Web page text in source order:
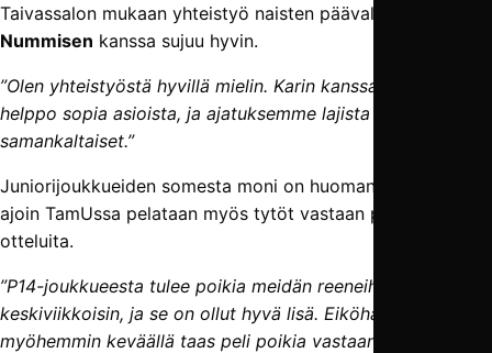
Taivassalon mukaan yhteistyö naisten päävalmentaja
Nummisen kanssa sujuu hyvin.
”Olen yhteistyöstä hyvillä mielin. Karin kanssa on todella
helppo sopia asioista, ja ajatuksemme lajista ovat hyvin
samankaltaiset.”
Juniorijoukkueiden somesta moni on huomannut, että aika
ajoin TamUssa pelataan myös tytöt vastaan pojat -
otteluita.
”P14-joukkueesta tulee poikia meidän reeneihin aina
keskiviikkoisin, ja se on ollut hyvä lisä. Eiköhän me oteta
myöhemmin keväällä taas peli poikia vastaan jollakin